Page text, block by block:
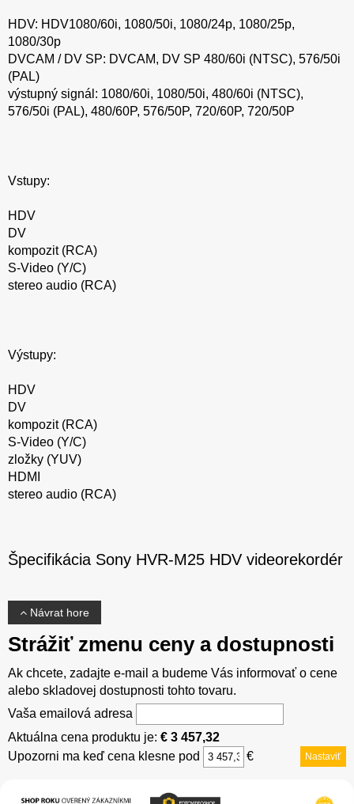
HDV: HDV1080/60i, 1080/50i, 1080/24p, 1080/25p,
1080/30p
DVCAM / DV SP: DVCAM, DV SP 480/60i (NTSC), 576/50i
(PAL)
výstupný signál: 1080/60i, 1080/50i, 480/60i (NTSC),
576/50i (PAL), 480/60P, 576/50P, 720/60P, 720/50P
Vstupy:
HDV
DV
kompozit (RCA)
S-Video (Y/C)
stereo audio (RCA)
Výstupy:
HDV
DV
kompozit (RCA)
S-Video (Y/C)
zložky (YUV)
HDMI
stereo audio (RCA)
Špecifikácia Sony HVR-M25 HDV videorekordér
Návrat hore
Strážiť zmenu ceny a dostupnosti
Ak chcete, zadajte e-mail a budeme Vás informovať o cene
alebo skladovej dostupnosti tohto tovaru.
Vaša emailová adresa
Aktuálna cena produktu je: € 3 457,32
Upozorni ma keď cena klesne pod
€ Nastaviť